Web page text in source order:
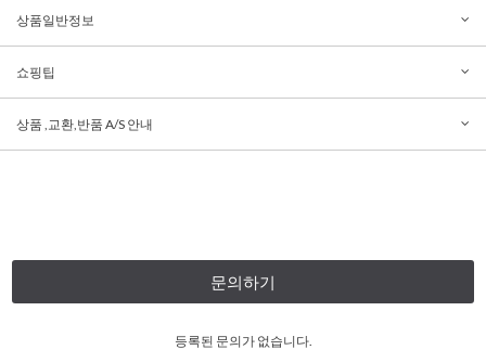
상품일반정보
쇼핑팁
상품 ,교환,반품 A/S 안내
문의하기
등록된 문의가 없습니다.